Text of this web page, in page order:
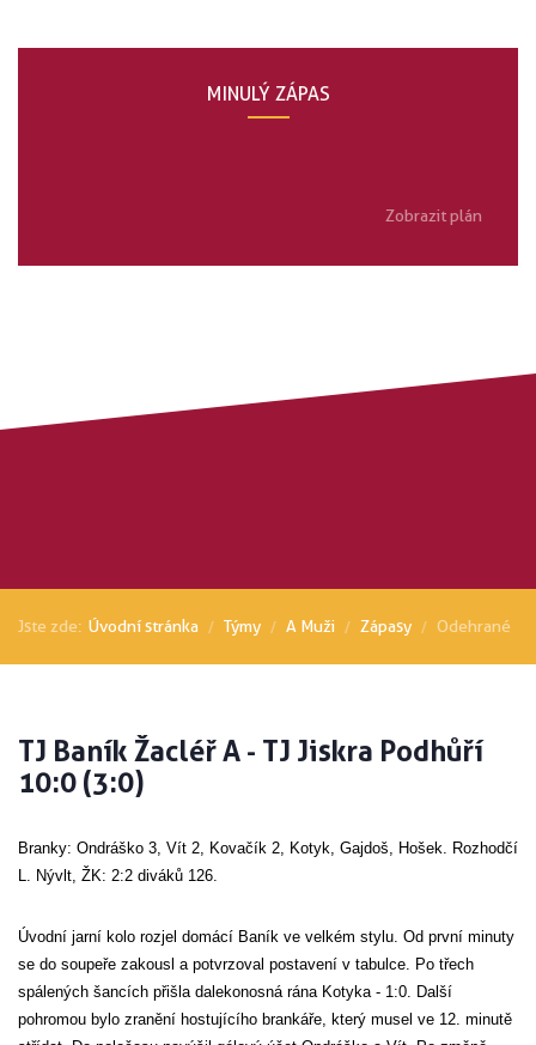
MINULÝ ZÁPAS
Zobrazit plán
Jste zde: Úvodní stránka Týmy A Muži Zápasy Odehrané
TJ Baník Žacléř A - TJ Jiskra Podhůří
10:0 (3:0)
Branky: Ondráško 3, Vít 2, Kovačík 2, Kotyk, Gajdoš, Hošek. Rozhodčí
L. Nývlt, ŽK: 2:2 diváků 126.
Úvodní jarní kolo rozjel domácí Baník ve velkém stylu. Od první minuty
se do soupeře zakousl a potvrzoval postavení v tabulce. Po třech
spálených šancích přišla dalekonosná rána Kotyka - 1:0. Další
pohromou bylo zranění hostujícího brankáře, který musel ve 12. minutě